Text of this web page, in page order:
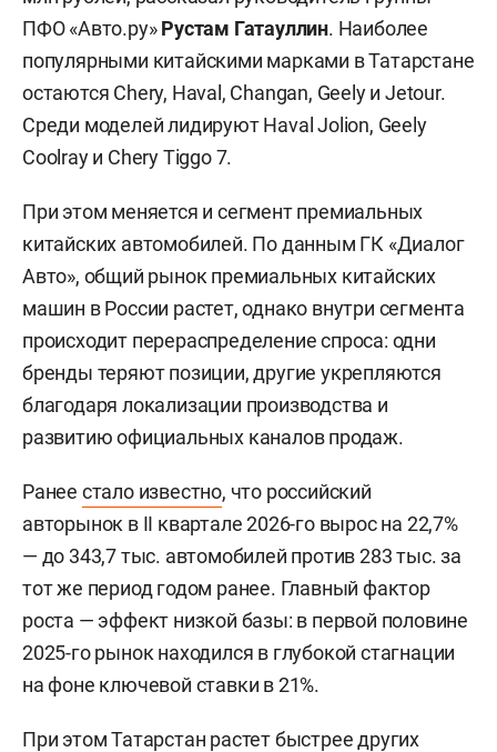
ПФО «Авто.ру»Рустам Гатауллин. Наиболее
популярными китайскими марками в Татарстане
остаются Chery, Haval, Changan, Geely и Jetour.
Среди моделей лидируют Haval Jolion, Geely
Coolray и Chery Tiggo 7.
При этом меняется и сегмент премиальных
китайских автомобилей. По данным ГК «Диалог
Авто», общий рынок премиальных китайских
машин в России растет, однако внутри сегмента
происходит перераспределение спроса: одни
бренды теряют позиции, другие укрепляются
благодаря локализации производства и
развитию официальных каналов продаж.
Ранее стало известно, что российский
авторынок в II квартале 2026-го вырос на 22,7%
— до 343,7 тыс. автомобилей против 283 тыс. за
тот же период годом ранее. Главный фактор
роста — эффект низкой базы: в первой половине
2025-го рынок находился в глубокой стагнации
на фоне ключевой ставки в 21%.
При этом Татарстан растет быстрее других